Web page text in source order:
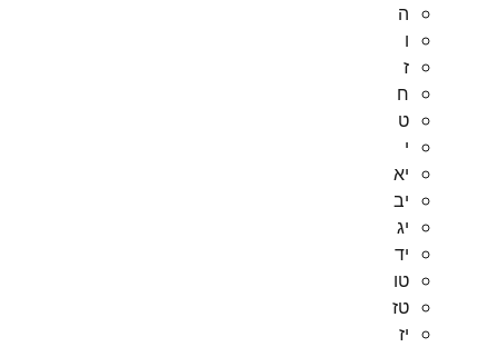
ה
ו
ז
ח
ט
י
יא
יב
יג
יד
טו
טז
יז